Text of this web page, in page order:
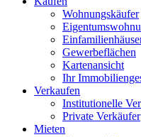
Wohnungskäufer
Gewerbeflächen
Kartenansicht
Ihr
Verkaufen
Institutionelle
Private Verkäufer
Mieten